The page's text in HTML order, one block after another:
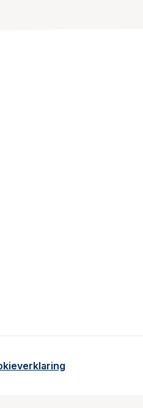
beschrijving